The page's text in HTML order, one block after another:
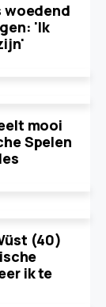
woedend
'Ik
mooi
Spelen
(40)
ik te